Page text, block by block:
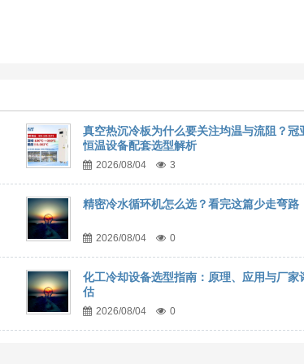
真空热沉冷板为什么要关注均温与流阻？冠
恒温设备配套选型解析
2026/08/04 3
精密冷水循环机怎么选？看完这篇少走弯路
2026/08/04 0
化工冷却设备选型指南：原理、应用与厂家
估
2026/08/04 0